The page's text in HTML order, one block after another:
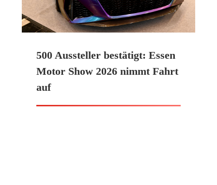
500 Aussteller bestätigt: Essen
Motor Show 2026 nimmt Fahrt
auf